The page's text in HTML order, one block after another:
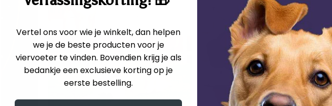
Vertel ons voor wie je winkelt, dan helpen
we je de beste producten voor je
viervoeter te vinden. Bovendien krijg je als
bedankje een exclusieve korting op je
eerste bestelling.